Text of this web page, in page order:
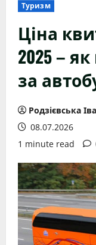
Туризм
Ціна
2025 –
за
Родзієвська
08.07.2026
1 minute read